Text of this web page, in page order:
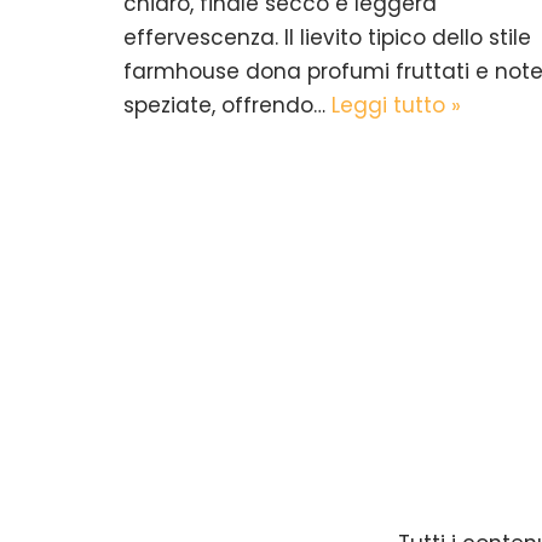
effervescenza. Il lievito tipico dello stile
farmhouse dona profumi fruttati e note
speziate, offrendo… Leggi tutto »